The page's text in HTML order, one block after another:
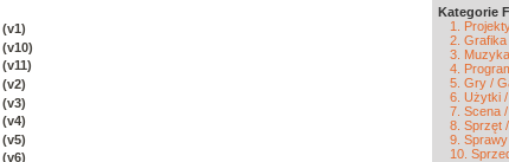
Kategorie
1.
2.
3.
4.
5. Gry /
6. Użytki /
7. Scena
8. Sprzęt
9.
10.